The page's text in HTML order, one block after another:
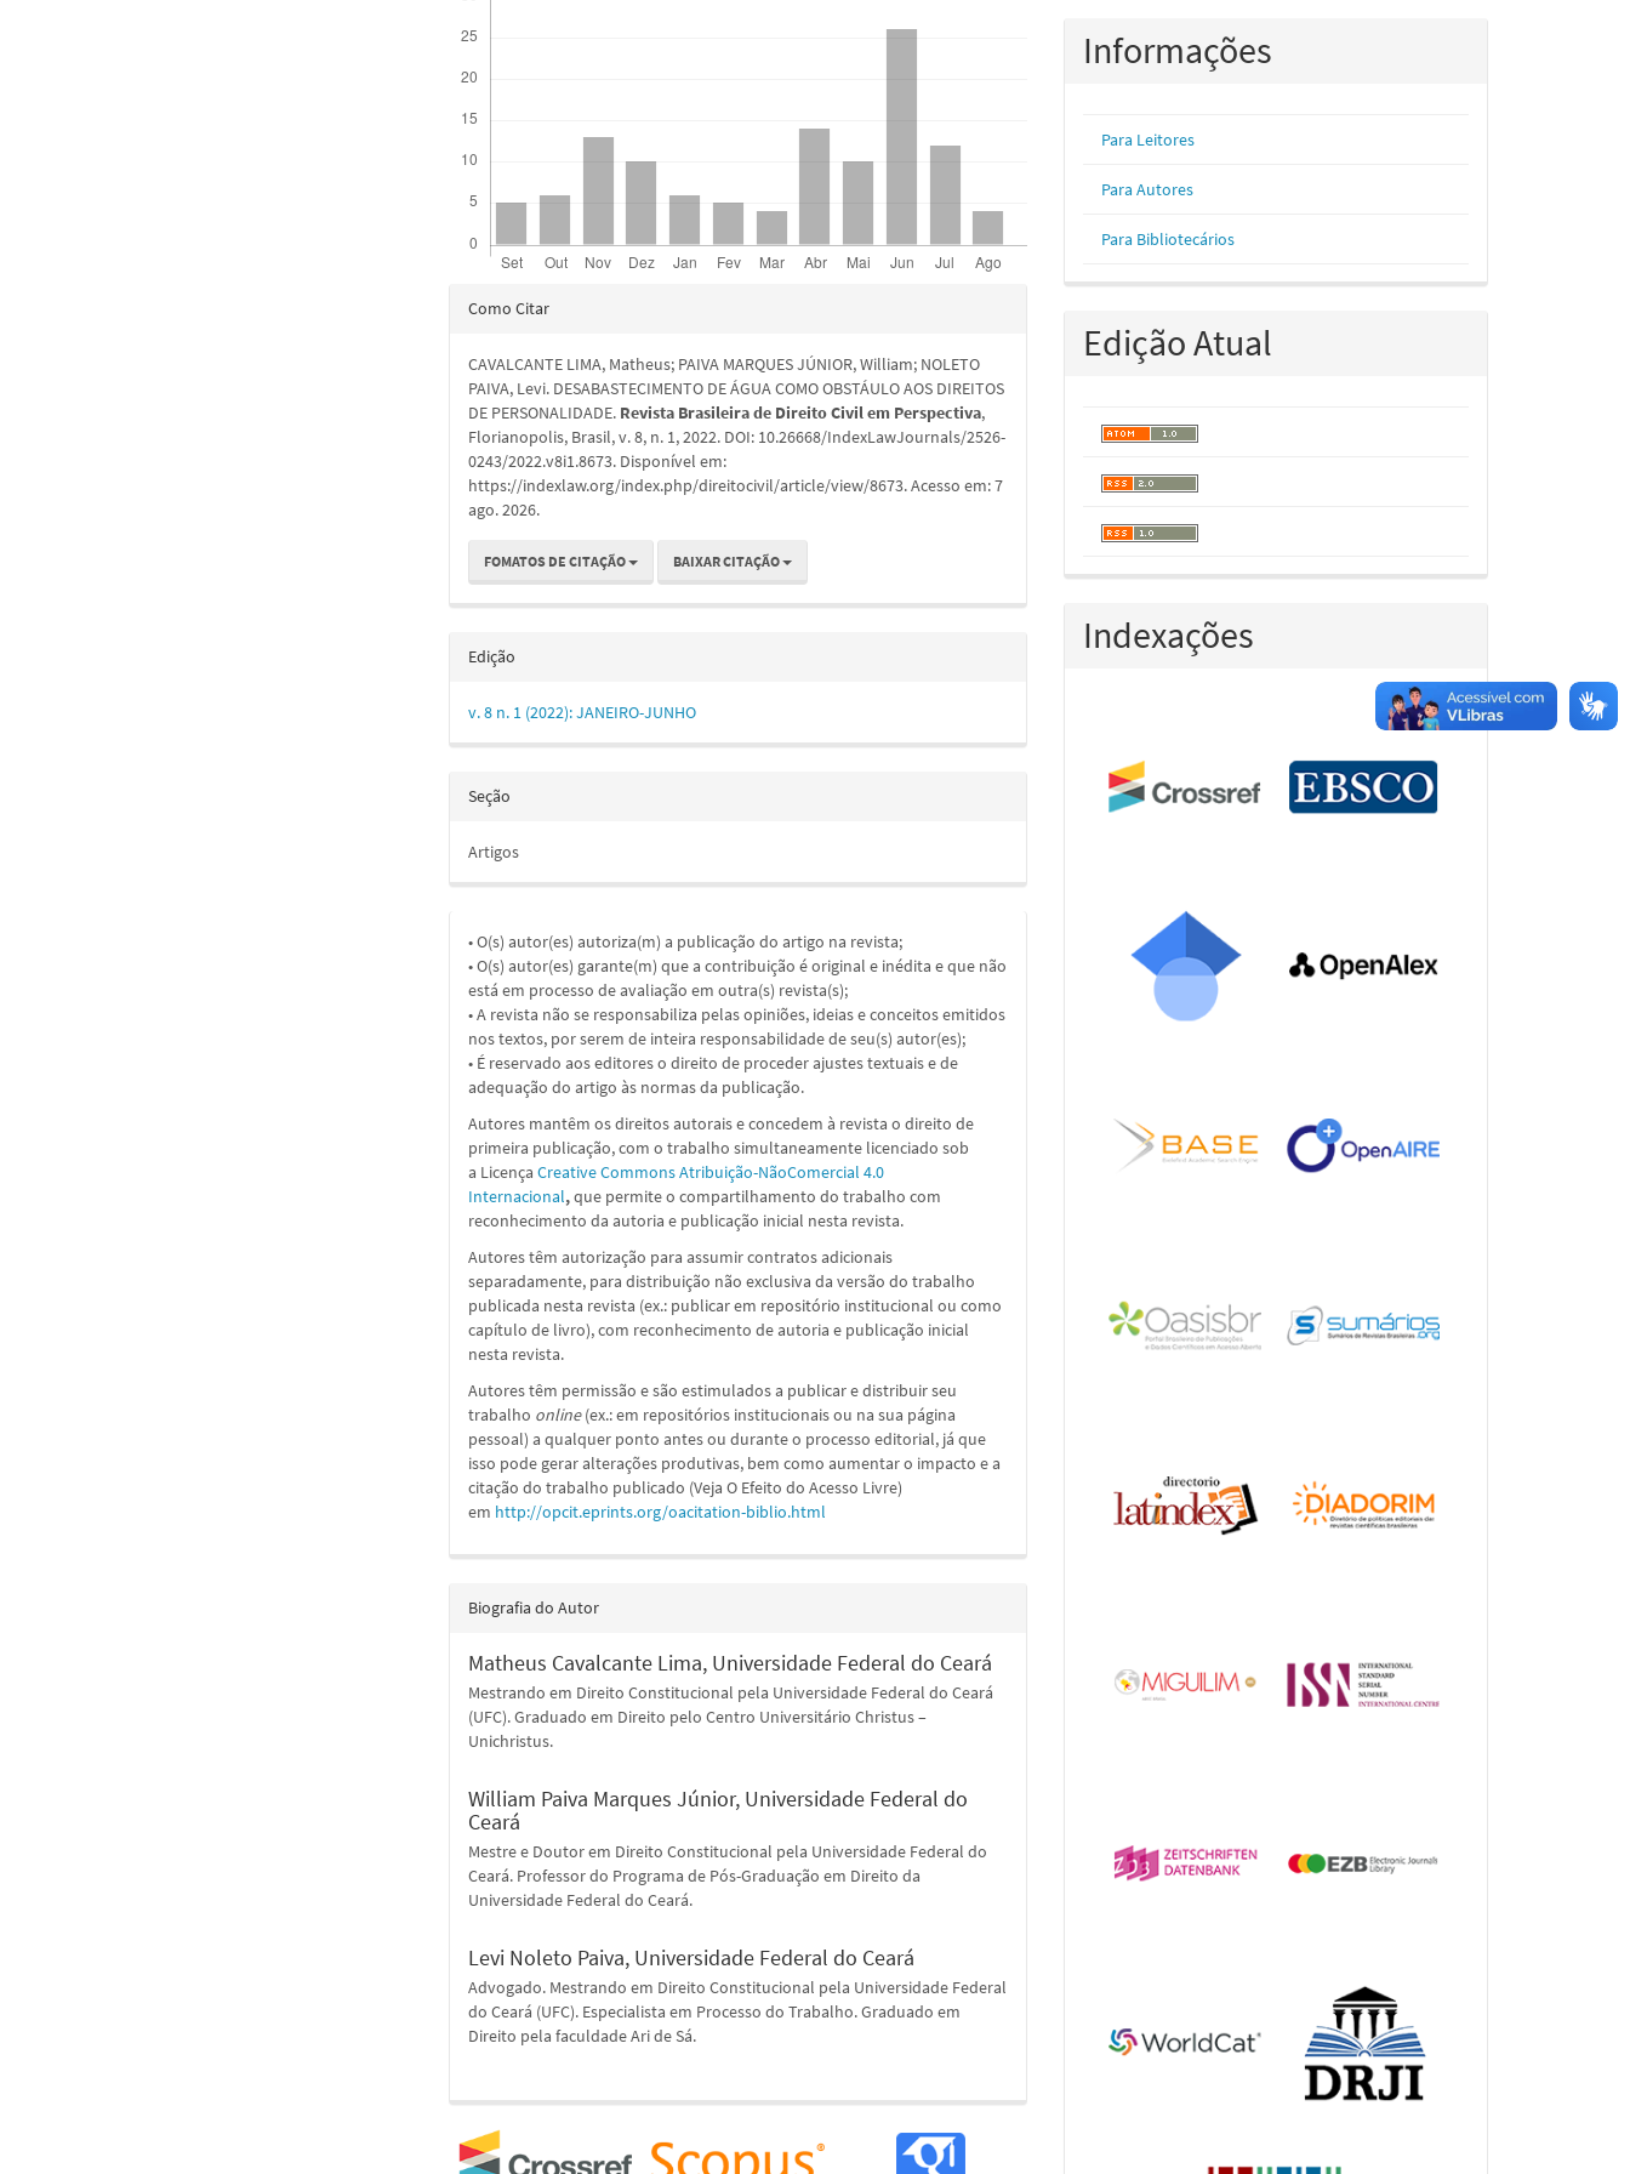
Detalhes
artigo
Como Citar
CAVALCANTE LIMA, Matheus; PAIVA MARQUES JÚNIOR, William; NOLETO
PAIVA, Levi. DESABASTECIMENTO DE ÁGUA COMO OBSTÁULO AOS DIREITOS
DE PERSONALIDADE. Revista Brasileira de Direito Civil em Perspectiva,
Florianopolis, Brasil, v. 8, n. 1, 2022. DOI: 10.26668/IndexLawJournals/2526-
0243/2022.v8i1.8673. Disponível em:
https://indexlaw.org/index.php/direitocivil/article/view/8673. Acesso em: 7
ago. 2026.
FOMATOS DE CITAÇÃO BAIXAR CITAÇÃO
Edição
v. 8 n. 1 (2022): JANEIRO-JUNHO
Seção
Artigos
• O(s) autor(es) autoriza(m) a publicação do artigo na revista;
• O(s) autor(es) garante(m) que a contribuição é original e inédita e que não
está em processo de avaliação em outra(s) revista(s);
• A revista não se responsabiliza pelas opiniões, ideias e conceitos emitidos
nos textos, por serem de inteira responsabilidade de seu(s) autor(es);
• É reservado aos editores o direito de proceder ajustes textuais e de
adequação do artigo às normas da publicação.
Autores mantêm os direitos autorais e concedem à revista o direito de
primeira publicação, com o trabalho simultaneamente licenciado sob
a LicençaCreative Commons Atribuição-NãoComercial 4.0
Internacional,que permite o compartilhamento do trabalho com
reconhecimento da autoria e publicação inicial nesta revista.
Autores têm autorização para assumir contratos adicionais
separadamente, para distribuição não exclusiva da versão do trabalho
publicada nesta revista (ex.: publicar em repositório institucional ou como
capítulo de livro), com reconhecimento de autoria e publicação inicial
nesta revista.
Autores têm permissão e são estimulados a publicar e distribuir seu
trabalho online(ex.: em repositórios institucionais ou na sua página
pessoal) a qualquer ponto antes ou durante o processo editorial, já que
isso pode gerar alterações produtivas, bem como aumentar o impacto e a
citação do trabalho publicado (Veja O Efeito do Acesso Livre)
em http://opcit.eprints.org/oacitation-biblio.html
Biografia do Autor
Matheus Cavalcante Lima, Universidade Federal do Ceará
Mestrando em Direito Constitucional pela Universidade Federal do Ceará
(UFC). Graduado em Direito pelo Centro Universitário Christus –
Unichristus.
William Paiva Marques Júnior, Universidade Federal do
Ceará
Mestre e Doutor em Direito Constitucional pela Universidade Federal do
Ceará. Professor do Programa de Pós-Graduação em Direito da
Universidade Federal do Ceará.
Levi Noleto Paiva, Universidade Federal do Ceará
Advogado. Mestrando em Direito Constitucional pela Universidade Federal
do Ceará (UFC). Especialista em Processo do Trabalho. Graduado em
Direito pela faculdade Ari de Sá.
Informações
Para Leitores
Para Autores
Para Bibliotecários
Edição Atual
Indexações